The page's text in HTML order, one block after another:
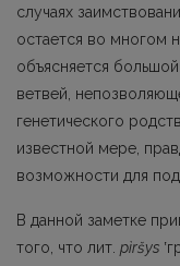
случаях
остается во многом
объясня­ется
ветвей,
генетического
известной мере,
возможности для
В данной заметке
того, что лит. pìršys